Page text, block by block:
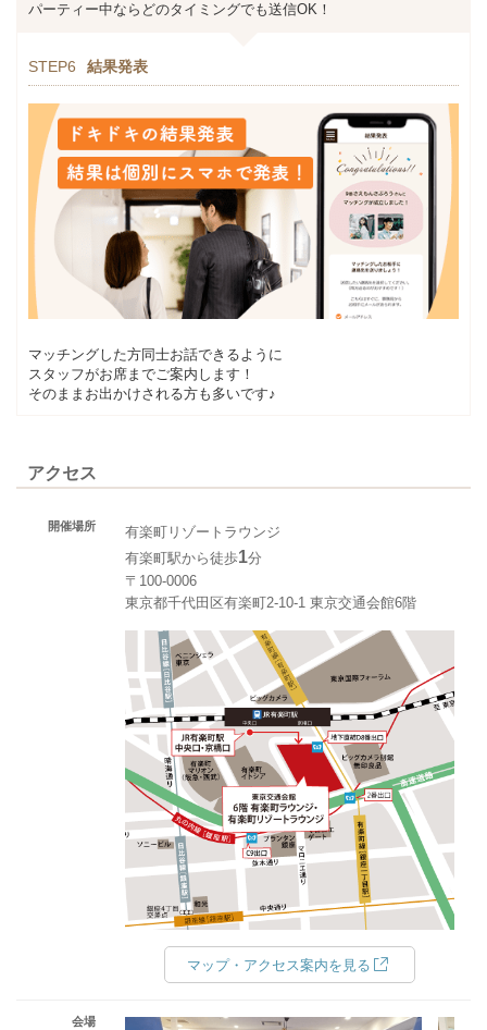
パーティー中ならどのタイミングでも送信OK！
STEP6 結果発表
マッチングした方同士お話できるように
スタッフがお席までご案内します！
そのままお出かけされる方も多いです♪
アクセス
開催場所
有楽町リゾートラウンジ
有楽町駅から徒歩1分
〒100-0006
東京都千代田区有楽町2-10-1 東京交通会館6階
マップ・アクセス案内を見る
会場